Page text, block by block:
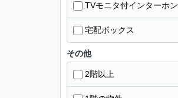
TVモニタ付インターホン
宅配ボックス
その他
2階以上